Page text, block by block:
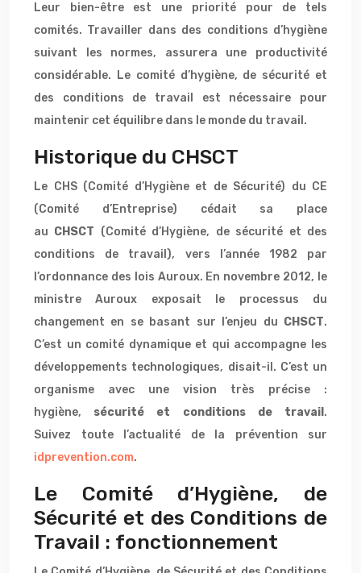
Leur bien-être est une priorité pour de tels
comités. Travailler dans des conditions d’hygiène
suivant les normes, assurera une productivité
considérable. Le comité d’hygiène, de sécurité et
des conditions de travail est nécessaire pour
maintenir cet équilibre dans le monde du travail.
Historique du CHSCT
Le CHS (Comité d’Hygiène et de Sécurité) du CE
(Comité d’Entreprise) cédait sa place
au CHSCT (Comité d’Hygiène, de sécurité et des
conditions de travail), vers l’année 1982 par
l’ordonnance des lois Auroux. En novembre 2012, le
ministre Auroux exposait le processus du
changement en se basant sur l’enjeu du CHSCT.
C’est un comité dynamique et qui accompagne les
développements technologiques, disait-il. C’est un
organisme avec une vision très précise :
hygiène, sécurité et conditions de travail .
Suivez toute l’actualité de la prévention sur
idprevention.com.
Le Comité d’Hygiène, de
Sécurité et des Conditions de
Travail : fonctionnement